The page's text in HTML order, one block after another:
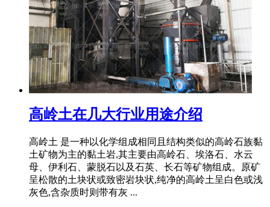
高岭土在几大行业用途介绍
高岭土 是一种以化学组成相同且结构类似的高岭石族黏
土矿物为主的黏土岩,其主要由高岭石、埃洛石、水云
母、伊利石、蒙脱石以及石英、长石等矿物组成。原矿
呈松散的土块状或致密岩块状,纯净的高岭土呈白色或浅
灰色,含杂质时则带有灰 ...